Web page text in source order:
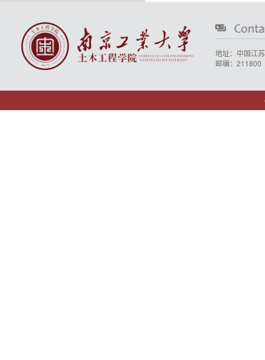
地址：中国江
邮编：